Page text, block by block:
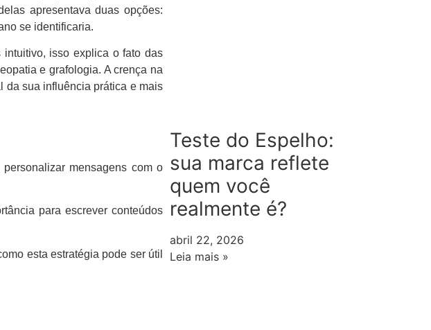
apresentava duas opções:
se identificaria.
isso explica o fato das
e grafologia. A crença na
da sua influência prática e mais
mensagens com o
para escrever conteúdos
esta estratégia pode ser útil
Teste do Espelho:
sua marca reflete
quem você
realmente é?
abril 22, 2026
Leia mais »